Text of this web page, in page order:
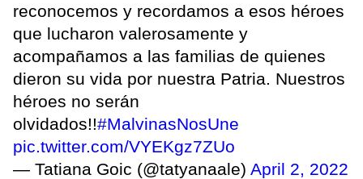
reconocemos y recordamos a esos héroes
que lucharon valerosamente y
acompañamos a las familias de quienes
dieron su vida por nuestra Patria. Nuestros
héroes no serán
olvidados!!#MalvinasNosUne
pic.twitter.com/VYEKgz7ZUo
— Tatiana Goic (@tatyanaale) April 2, 2022